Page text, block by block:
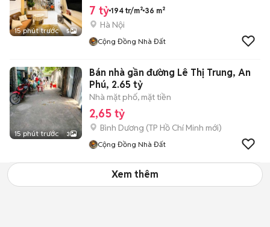
15 phút trước 5
7 tỷ 194 tr/m² 36 m²
Hà Nội
Cộng Đồng Nhà Đất
15 phút trước 3
Bán nhà gần đường Lê Thị Trung, An
Phú, 2.65 tỷ
Nhà mặt phố, mặt tiền
2,65 tỷ
Bình Dương (TP Hồ Chí Minh mới)
Cộng Đồng Nhà Đất
Xem thêm